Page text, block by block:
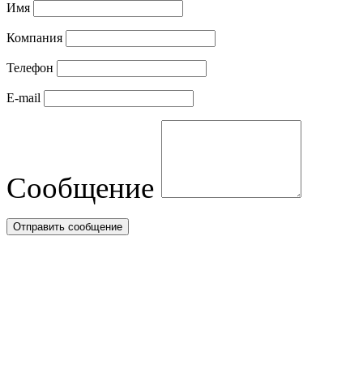
Имя
Компания
Телефон
E-mail
Сообщение
Отправить сообщение